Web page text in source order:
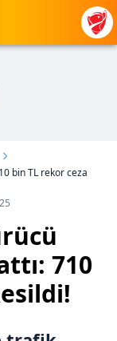
bin TL rekor ceza
710